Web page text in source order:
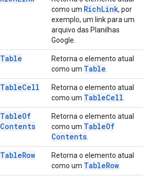
como um RichLink, por
exemplo, um link para um
arquivo das Planilhas
Google.
Table
Retorna o elemento atual
como um Table
TableCell
Retorna o elemento atual
como um TableCell
TableOf
Contents
Retorna o elemento atual
como um TableOf
Contents
TableRow
Retorna o elemento atual
como um TableRow